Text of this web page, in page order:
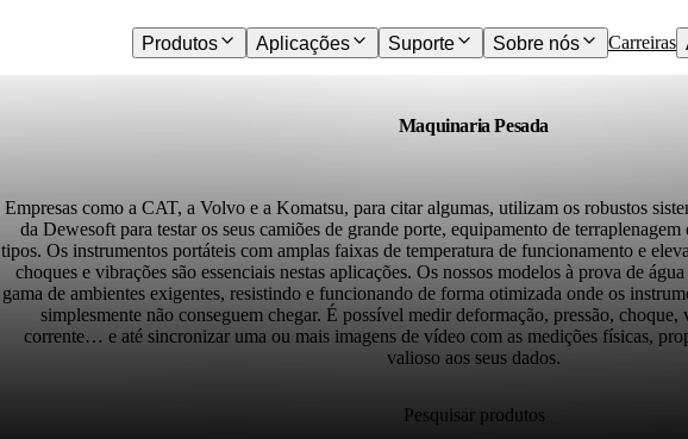
Produtos Aplicações Suporte Sobre nós Carreiras
Maquinaria Pesada
Empresas como a CAT, a Volvo e a Komatsu, para citar algumas, utilizam os robustos
da Dewesoft para testar os seus camiões de grande porte, equipamento de
tipos. Os instrumentos portáteis com amplas faixas de temperatura de funcionamento e
choques e vibrações são essenciais nestas aplicações. Os nossos modelos à prova de
gama de ambientes exigentes, resistindo e funcionando de forma otimizada onde os
simplesmente não conseguem chegar. É possível medir deformação, pressão, choque,
corrente… e até sincronizar uma ou mais imagens de vídeo com as medições físicas,
valioso aos seus dados.
Pesquisar produtos